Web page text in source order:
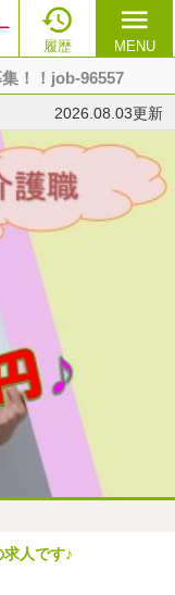

履歴
menu
MENU
！！job-96557
2026.08.03更新
人です♪